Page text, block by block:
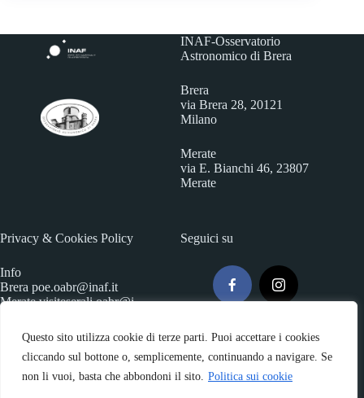
Questo sito utilizza cookie di terze parti. Puoi accettare i cookies
cliccando sul bottone o, semplicemente, continuando a navigare. Se
non li vuoi, basta che abbondoni il sito. Politica sui cookie
INAF-Osservatorio
Astronomico di Brera
Brera
via Brera 28, 20121
Milano
Merate
via E. Bianchi 46, 23807
Merate
Privacy & Cookies Policy
Info
Brera poe.oabr@inaf.it
Meratevisiteserali.oabr@i
Seguici su